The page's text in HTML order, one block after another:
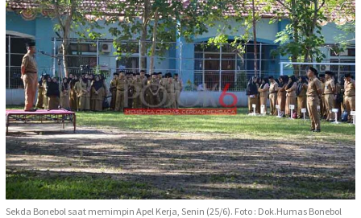
Sekda Bonebol saat memimpin Apel Kerja, Senin (25/6). Foto : Dok.Humas Bonebol